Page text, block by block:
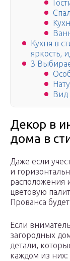
Кухня в
яркость,
3
Вид
Декор в
дома в
Даже если
и
расположения
цветовую
Прованса
Если
загородных
детали,
каждом из них: